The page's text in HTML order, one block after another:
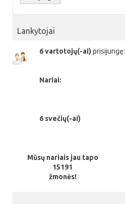
Lankytojai
6 vartotojų(-ai) prisijungę:
Nariai:
6 svečių(-ai)
Mūsų nariais jau tapo
15191
žmonės!